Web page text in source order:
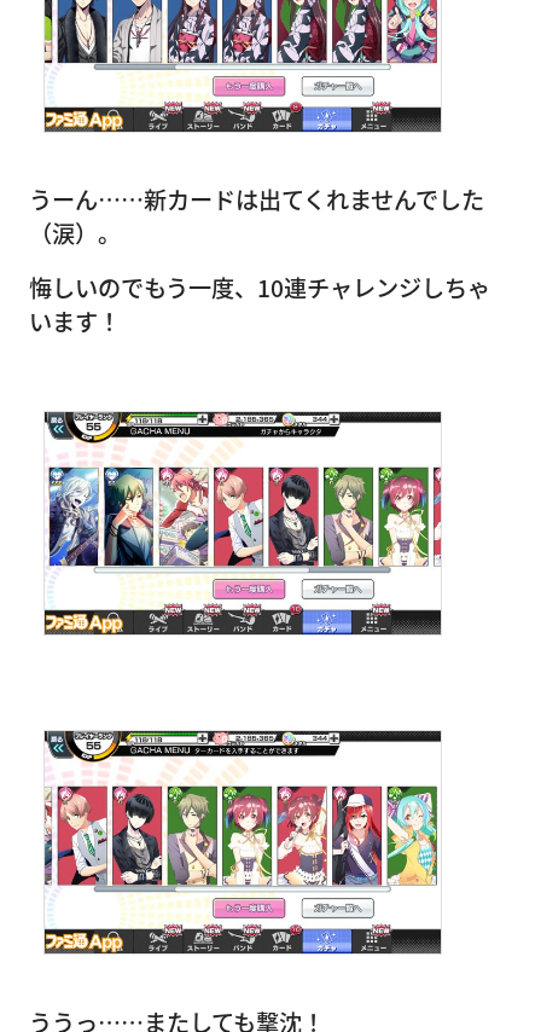
うーん……新カードは出てくれませんでした
（涙）。
悔しいのでもう一度、10連チャレンジしちゃ
います！
ううっ……またしても撃沈！